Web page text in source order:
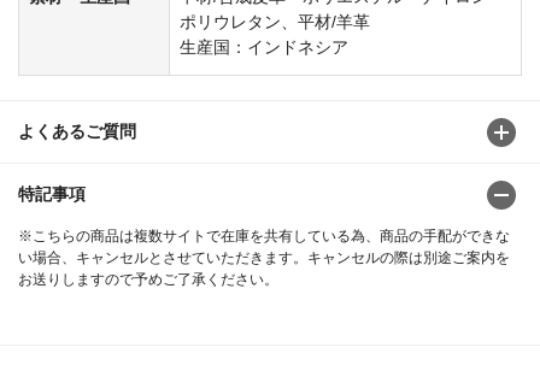
ポリウレタン、平材/羊革
生産国：インドネシア
よくあるご質問
特記事項
※こちらの商品は複数サイトで在庫を共有している為、商品の手配ができな
い場合、キャンセルとさせていただきます。キャンセルの際は別途ご案内を
お送りしますので予めご了承ください。